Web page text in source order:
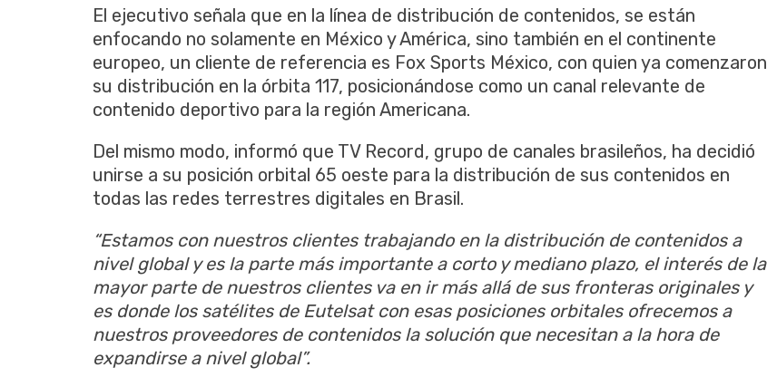
El ejecutivo señala que en la línea de distribución de contenidos, se están
enfocando no solamente en México y América, sino también en el continente
europeo, un cliente de referencia es Fox Sports México, con quien ya comenzaron
su distribución en la órbita 117, posicionándose como un canal relevante de
contenido deportivo para la región Americana.
Del mismo modo, informó que TV Record, grupo de canales brasileños, ha decidió
unirse a su posición orbital 65 oeste para la distribución de sus contenidos en
todas las redes terrestres digitales en Brasil.
“Estamos con nuestros clientes trabajando en la distribución de contenidos a
nivel global y es la parte más importante a corto y mediano plazo, el interés de la
mayor parte de nuestros clientes va en ir más allá de sus fronteras originales y
es donde los satélites de Eutelsat con esas posiciones orbitales ofrecemos a
nuestros proveedores de contenidos la solución que necesitan a la hora de
expandirse a nivel global”.